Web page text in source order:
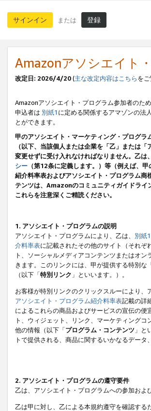
サインイン または 登録
Amazonアソシエイト
改定日: 2026/4/20(主な改定内容はこちらを
Amazonアソシエイト・プログラム参加者のた
申込者は 別紙1 に定める関係するアマゾンの法
とができます。
甲のアソシエイト・マーケティング・プログ
（以下、当該個人または企業を「乙」または
変更せずに受け入れなければなりません。乙
シー （第12条に定義します。）等（例えば、
紹介料率表およびアソシエイト・プログラム
テンツは、Amazonのコミュニティガイドライ
これらを注意深くご精読ください。
1. アソシエイト・プログラムの説明
アソシエイト・プログラムにより、乙は、 別紙1
介料率表に記載されたその他のサイト（それぞ
ト、ソーシャルメディアコンテンツまたはオ
きます。このリンクには、甲が提供する特別な
（以下「特別リンク 」といいます。）。
お客様が特別リンクのクリックスルーにより
アソシエイト・プログラム紹介料率表記載の詳
によるこれらの商品およびサービスの宣伝の
ト、ウィジェット、リンク、マーケティング
他の情報（以下「プログラム・コンテンツ 」と
トで提供される、商品に関するいかなるデー
2. アソシエイト・プログラムの遵守要件
乙は、アソシエイト・プログラムへの参加お
乙は甲に対し、乙による本規約遵守を確認す